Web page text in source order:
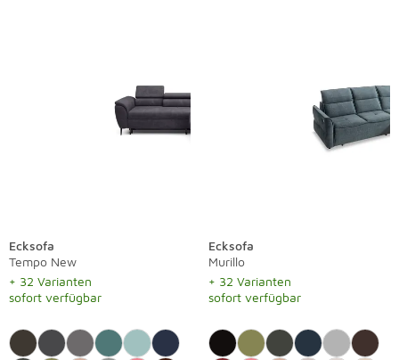
Ecksofa
Tempo New
+ 32 Varianten
sofort verfügbar
Ecksofa
Murillo
+ 32 Varianten
sofort verfügbar